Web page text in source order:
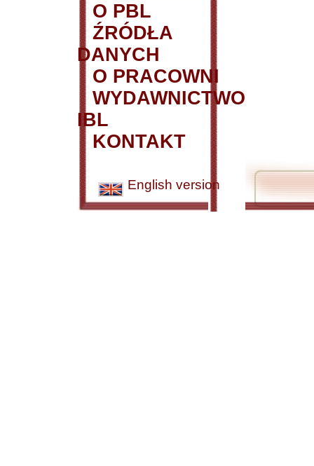
O PBL
ŹRÓDŁA
DANYCH
O PRACOWNI
WYDAWNICTWO
IBL
KONTAKT
English version